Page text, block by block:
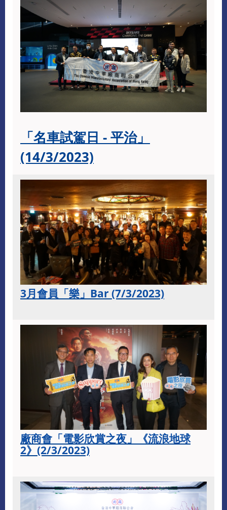
「名車試駕日 - 平治」
(14/3/2023)
3月會員「樂」Bar (7/3/2023)
廠商會「電影欣賞之夜」《流浪地球
2》(2/3/2023)